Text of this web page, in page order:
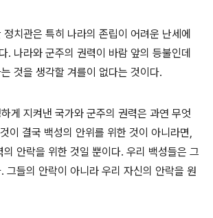
치관은 특히 나라의 존립이 어려운 난세에
. 나라와 군주의 권력이 바람 앞의 등불인데
것을 생각할 겨를이 없다는 것이다.
게 지켜낸 국가와 군주의 권력은 과연 무엇
이 결국 백성의 안위를 위한 것이 아니라면,
안락을 위한 것일 뿐이다. 우리 백성들은 그
그들의 안락이 아니라 우리 자신의 안락을 원